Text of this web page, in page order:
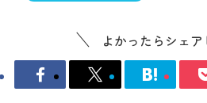
よかったらシェア